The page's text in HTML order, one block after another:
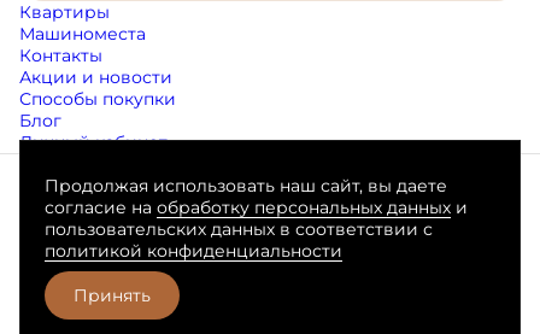
Квартиры
Машиноместа
Контакты
Акции и новости
Способы покупки
Блог
Личный кабинет
Согласие на обработку персональных данных
Пользовательское соглашение
Любая информация, представленная на данном сайте, носит
исключительно информационный характер, не является
публичной офертой, определяемой положениями статьи 437 ГК
РФ.
Разработано
Продолжая использовать наш сайт, вы даете
согласие на обработку персональных данныхи
пользовательских данных в соответствии с
политикой конфиденциальности
Принять